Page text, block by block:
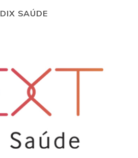
DIX SAÚDE